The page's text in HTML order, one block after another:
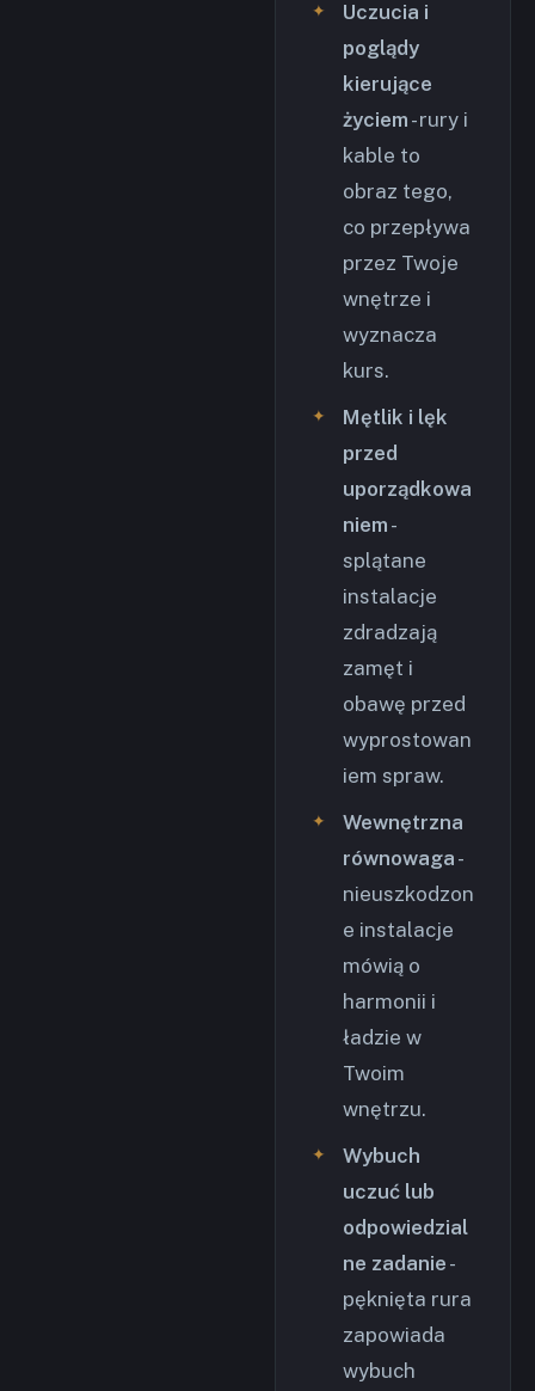
Uczucia i
poglądy
kierujące
życiem - rury i
kable to
obraz tego,
co przepływa
przez Twoje
wnętrze i
wyznacza
kurs.
Mętlik i lęk
przed
uporządkowa
niem -
splątane
instalacje
zdradzają
zamęt i
obawę przed
wyprostowan
iem spraw.
Wewnętrzna
równowaga -
nieuszkodzon
e instalacje
mówią o
harmonii i
ładzie w
Twoim
wnętrzu.
Wybuch
uczuć lub
odpowiedzial
ne zadanie -
pęknięta rura
zapowiada
wybuch